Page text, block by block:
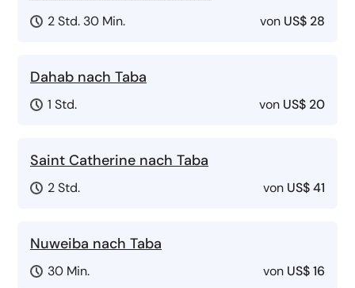
2 Std. 30 Min. von US$ 28
Dahab nach Taba
1 Std. von US$ 20
Saint Catherine nach Taba
2 Std. von US$ 41
Nuweiba nach Taba
30 Min. von US$ 16